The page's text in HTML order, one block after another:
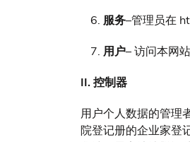
服务–管理员在
用户– 访问本网
II. 控制器
用户个人数据的管理
院登记册的企业家登